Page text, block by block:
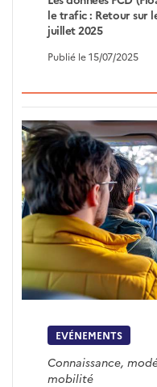
le trafic : Retour sur
juillet 2025
Publié le 15/07/2025
EVÉNEMENTS
Connaissance,
mobilité